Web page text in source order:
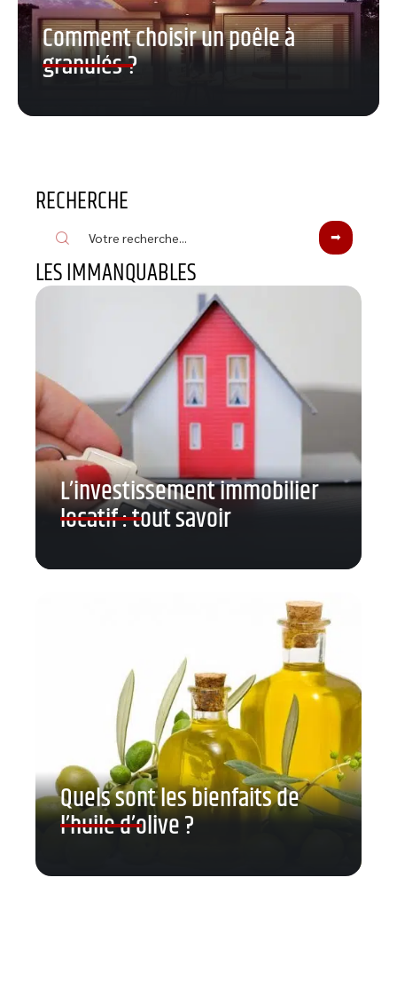
Comment choisir un poêle à
granulés ?
RECHERCHE
LES IMMANQUABLES
L’investissement immobilier
locatif : tout savoir
Quels sont les bienfaits de
l’huile d’olive ?